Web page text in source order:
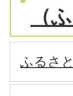
（
ふるさ